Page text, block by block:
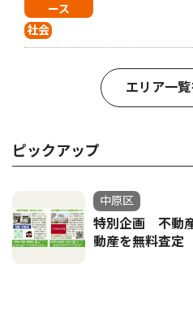
ース
社会
エリア一
ピックアップ
中原区
特別企画 不動
動産を無料査定